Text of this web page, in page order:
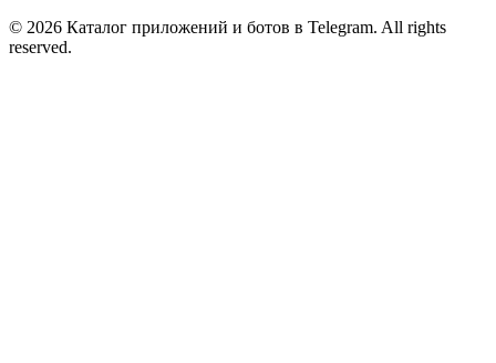
© 2026 Каталог приложений и ботов в Telegram. All rights
reserved.